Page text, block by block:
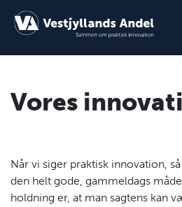
Vores
Når vi siger praktisk innovation,
den helt gode, gammeldags
holdning er, at man sagtens kan